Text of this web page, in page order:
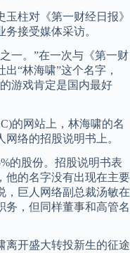
柱对《第一财经日报》
接受媒体采访。
。”在一次与《第一财
“林海啸”这个名字，
游戏肯定是国内最好
的网站上，林海啸的名
络的招股说明书上。
股份。招股说明书表
他的名字没有出现在主要
，巨人网络副总裁汤敏在
务，但同样董事和高管名
开盛大转投新生的征途